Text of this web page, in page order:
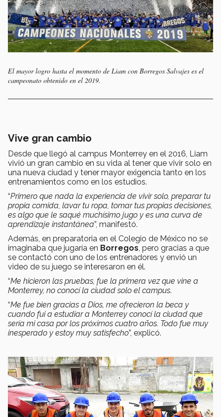
El mayor logro hasta el momento de Liam con Borregos Salvajes es el
campeonato obtenido en el 2019.
Vive gran cambio
Desde que llegó al campus Monterrey en el 2016, Liam
vivió un gran cambio en su vida al tener que vivir solo en
una nueva ciudad y tener mayor exigencia tanto en los
entrenamientos como en los estudios.
“Primero que nada la experiencia de vivir solo, preparar tu
propia comida, lavar tu ropa, tomar tus propias decisiones,
es algo que le saqué muchísimo jugo y es una curva de
aprendizaje instantánea”, manifestó.
Además, en preparatoria en el Colegio de México no se
imaginaba que jugaría en Borregos , pero gracias a que
se contactó con uno de los entrenadores y envió un
video de su juego se interesaron en él.
“Me hicieron las pruebas, fue la primera vez que vine a
Monterrey, no conocí la ciudad solo el campus.
“Me fue bien gracias a Dios, me ofrecieron la beca y
cuando fui a estudiar a Monterrey conocí la ciudad que
sería mi casa por los próximos cuatro años. Todo fue muy
inesperado y estoy muy satisfecho”, explicó.